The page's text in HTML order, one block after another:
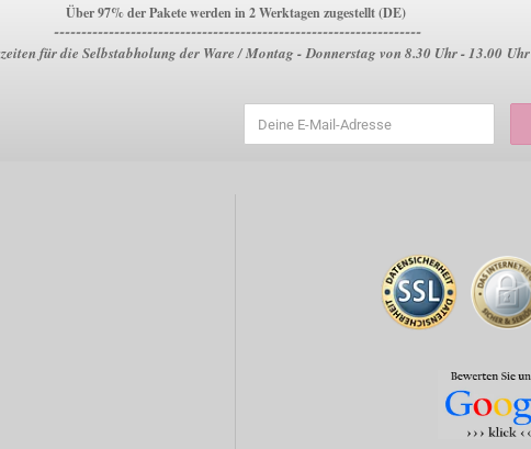
Über 97% der Pakete werden in 2 Werktagen zugestellt (DE)
-------------------------------------------------------------------
für die Selbstabholung der Ware / Montag - Donnerstag von 8.30 Uhr - 13.00 Uhr